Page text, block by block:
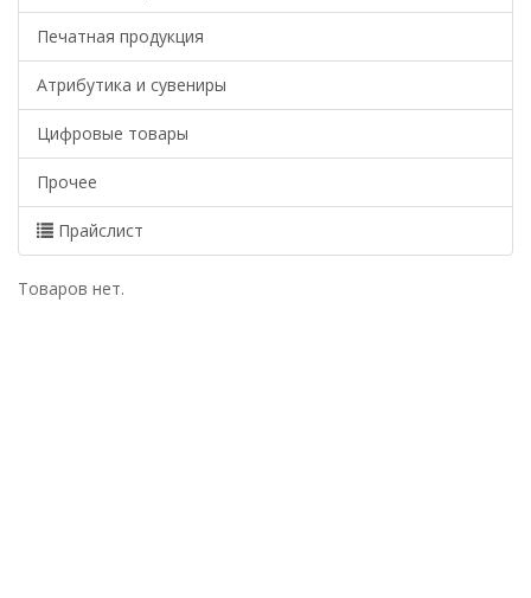
Печатная продукция
Атрибутика и сувениры
Цифровые товары
Прочее
Прайслист
Товаров нет.